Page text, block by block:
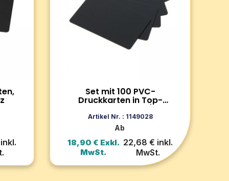
sich
Hochwertige PVC-Karten im Format
CR80 für die individuelle
Gestaltung von Ausweisen und
Werbematerialien. Kompatibel mit
Set mit 100 PVC-
Druckkarten in Top-
Finish
Artikel Nr. : 1149028
Ab
18,90 € Exkl.
MwSt.
22,68 € inkl.
MwSt.
Zum Produkt